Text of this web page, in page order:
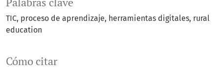
TIC proceso de aprendizaje herramientas digitales rural
education
Cómo citar